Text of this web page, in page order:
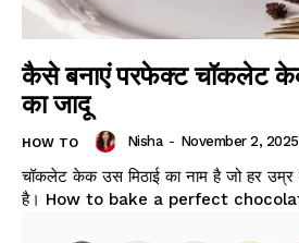
कैसे बनाएं परफेक्ट चॉकलेट
का जादू
HOW TO Nisha - November 2, 2025
चॉकलेट केक उस मिठाई का नाम है जो हर उम्र
है। How to bake a perfect